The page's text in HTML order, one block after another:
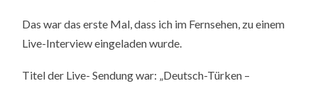
Das war das erste Mal, dass ich im Fernsehen, zu einem
Live-Interview eingeladen wurde.
Titel der Live- Sendung war: „Deutsch-Türken –